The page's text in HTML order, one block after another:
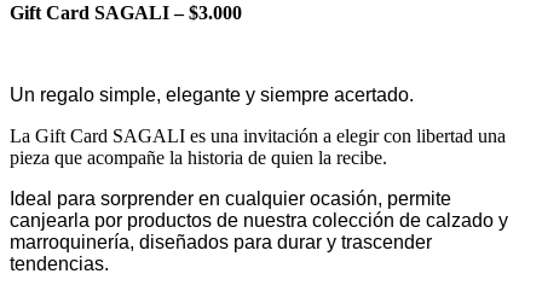
Gift Card SAGALI – $3.000
Un regalo simple, elegante y siempre acertado.
La Gift Card SAGALI es una invitación a elegir con libertad una
pieza que acompañe la historia de quien la recibe.
Ideal para sorprender en cualquier ocasión, permite
canjearla por productos de nuestra colección de calzado y
marroquinería, diseñados para durar y trascender
tendencias.